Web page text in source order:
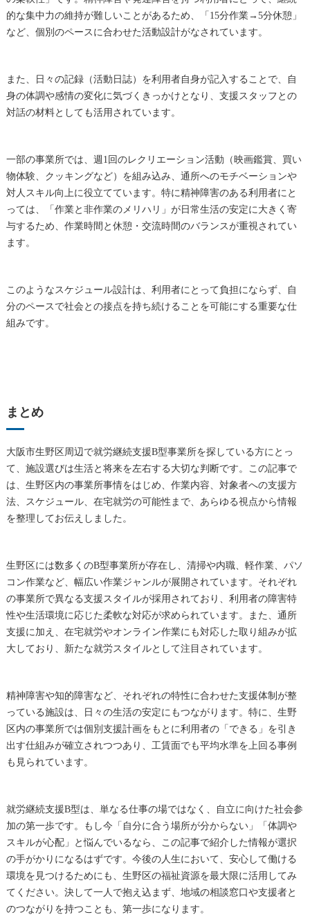
的な集中力の維持が難しいことがあるため、「15分作業→5分休憩」
など、個別のペースに合わせた活動設計がなされています。
また、日々の記録（活動日誌）を利用者自身が記入することで、自
身の体調や感情の変化に気づくきっかけとなり、支援スタッフとの
対話の材料としても活用されています。
一部の事業所では、週1回のレクリエーション活動（映画鑑賞、買い
物体験、クッキングなど）を組み込み、通所へのモチベーションや
対人スキル向上に役立てています。特に精神障害のある利用者にと
っては、「作業と非作業のメリハリ」が日常生活の安定に大きく寄
与するため、作業時間と休憩・交流時間のバランスが重視されてい
ます。
このようなスケジュール設計は、利用者にとって負担にならず、自
分のペースで社会との接点を持ち続けることを可能にする重要な仕
組みです。
まとめ
大阪市生野区周辺で就労継続支援B型事業所を探している方にとっ
て、施設選びは生活と将来を左右する大切な判断です。この記事で
は、生野区内の事業所事情をはじめ、作業内容、対象者への支援方
法、スケジュール、在宅就労の可能性まで、あらゆる視点から情報
を整理してお伝えしました。
生野区には数多くのB型事業所が存在し、清掃や内職、軽作業、パソ
コン作業など、幅広い作業ジャンルが展開されています。それぞれ
の事業所で異なる支援スタイルが採用されており、利用者の障害特
性や生活環境に応じた柔軟な対応が求められています。また、通所
支援に加え、在宅就労やオンライン作業にも対応した取り組みが拡
大しており、新たな就労スタイルとして注目されています。
精神障害や知的障害など、それぞれの特性に合わせた支援体制が整
っている施設は、日々の生活の安定にもつながります。特に、生野
区内の事業所では個別支援計画をもとに利用者の「できる」を引き
出す仕組みが確立されつつあり、工賃面でも平均水準を上回る事例
も見られています。
就労継続支援B型は、単なる仕事の場ではなく、自立に向けた社会参
加の第一歩です。もし今「自分に合う場所が分からない」「体調や
スキルが心配」と悩んでいるなら、この記事で紹介した情報が選択
の手がかりになるはずです。今後の人生において、安心して働ける
環境を見つけるためにも、生野区の福祉資源を最大限に活用してみ
てください。決して一人で抱え込まず、地域の相談窓口や支援者と
のつながりを持つことも、第一歩になります。